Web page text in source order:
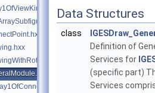
Data Structures
class
Definition of
Services for
(specific part)
Services